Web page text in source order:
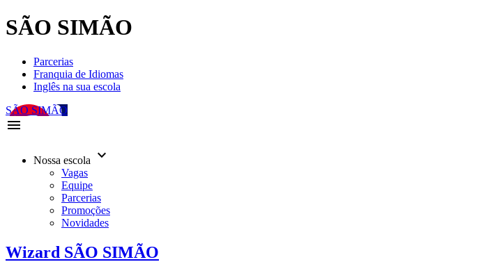
SÃO SIMÃO
Parcerias
Franquia de Idiomas
Inglês na sua escola
SÃO SIMÃO
menu
Nossa escola keyboard_arrow_down
Vagas
Equipe
Parcerias
Promoções
Novidades
Wizard SÃO SIMÃO